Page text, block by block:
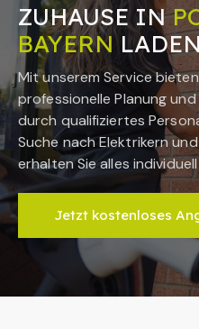
ZUHAUSE IN
BAYERN
Mit unserem Service
professionelle Planung
durch qualifiziertes
Suche nach Elektrikern
erhalten Sie alles
Jetzt kostenloses